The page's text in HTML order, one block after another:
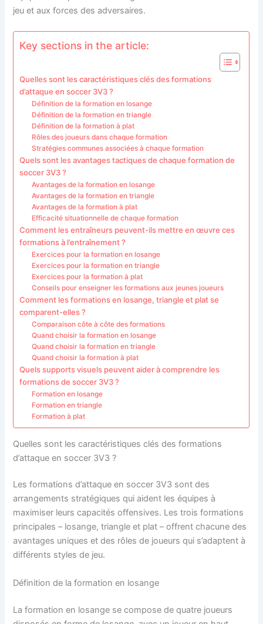
jeu et aux forces des adversaires.
Key sections in the article:
Quelles sont les caractéristiques clés des formations
d’attaque en soccer 3V3 ?
Définition de la formation en losange
Définition de la formation en triangle
Définition de la formation à plat
Rôles des joueurs dans chaque formation
Stratégies communes associées à chaque formation
Quels sont les avantages tactiques de chaque formation de
soccer 3V3 ?
Avantages de la formation en losange
Avantages de la formation en triangle
Avantages de la formation à plat
Efficacité situationnelle de chaque formation
Comment les entraîneurs peuvent-ils mettre en œuvre ces
formations à l’entraînement ?
Exercices pour la formation en losange
Exercices pour la formation en triangle
Exercices pour la formation à plat
Conseils pour enseigner les formations aux jeunes joueurs
Comment les formations en losange, triangle et plat se
comparent-elles ?
Comparaison côte à côte des formations
Quand choisir la formation en losange
Quand choisir la formation en triangle
Quand choisir la formation à plat
Quels supports visuels peuvent aider à comprendre les
formations de soccer 3V3 ?
Formation en losange
Formation en triangle
Formation à plat
Quelles sont les caractéristiques clés des formations
d’attaque en soccer 3V3 ?
Les formations d’attaque en soccer 3V3 sont des
arrangements stratégiques qui aident les équipes à
maximiser leurs capacités offensives. Les trois formations
principales – losange, triangle et plat – offrent chacune des
avantages uniques et des rôles de joueurs qui s’adaptent à
différents styles de jeu.
Définition de la formation en losange
La formation en losange se compose de quatre joueurs